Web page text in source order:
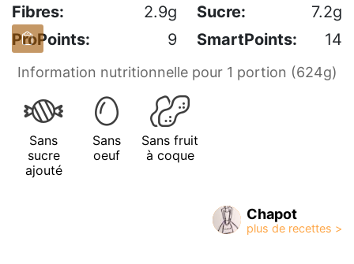
Fibres:
2.9g Sucre:
7.2g
ProPoints:
9 SmartPoints: 14
Information nutritionnelle pour 1 portion (624g)
Sans
sucre
ajouté
Sans
oeuf
Sans fruit
à coque
Chapot